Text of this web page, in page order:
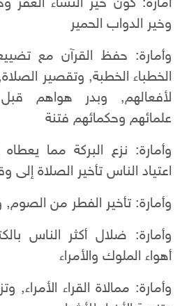
أمارة: كون خير النساء العقر
وخير الدواب الحمير
وأمارة: حفظ القرآن مع
الخطباء الخطبة, وتقصير
لأفعالهم, وبدر هواهم
علمائهم وحكمائهم فتنة
وأمارة: نزع البركة مما يعطاه
اعتياد الناس تأخير الصلاة إلى
وأمارة: تأخير الفطر من الصوم,
وأمارة: ضلال أكثر الناس
أهواء الملوك والأمراء
وأمارة: ممالاة القراء الأمراء,